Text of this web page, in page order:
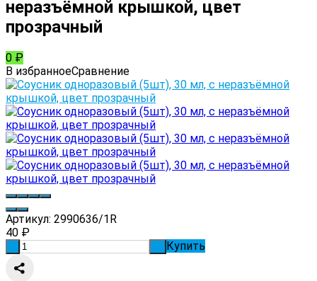
неразъёмной крышкой, цвет
прозрачный
0 ₽
В избранноеСравнение
Артикул: 2990636/1R
40 ₽
Купить